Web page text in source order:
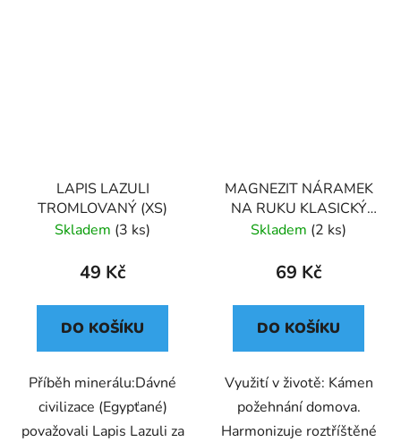
LAPIS LAZULI
TROMLOVANÝ (XS)
Skladem (3 ks)
49 Kč
DO KOŠÍKU
Příběh minerálu:Dávné
civilizace (Egypťané)
považovali Lapis Lazuli za
MAGNEZIT NÁRAMEK
NA RUKU KLASICKÝ
(UNISEX)
Skladem (2 ks)
69 Kč
DO KOŠÍKU
Využití v životě: Kámen
požehnání domova.
Harmonizuje roztříštěné